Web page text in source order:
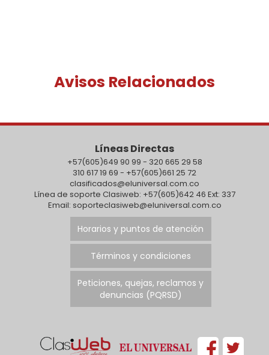
Avisos Relacionados
Líneas Directas
+57(605)649 90 99 - 320 665 29 58
310 617 19 69 - +57(605)661 25 72
clasificados@eluniversal.com.co
Línea de soporte Clasiweb: +57(605)642 46 Ext: 337
Email: soporteclasiweb@eluniversal.com.co
Horarios y puntos de atención
Términos y condiciones
Peticiones, quejas, reclamos y
denuncias (PQRSD)